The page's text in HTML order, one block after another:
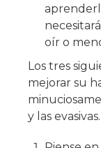
oír o
Los tres
mejorar su
y las evasivas.